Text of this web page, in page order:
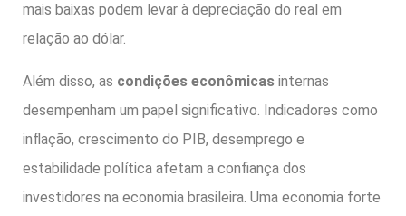
mais baixas podem levar à depreciação do real em
relação ao dólar.
Além disso, as condições econômicas internas
desempenham um papel significativo. Indicadores como
inflação, crescimento do PIB, desemprego e
estabilidade política afetam a confiança dos
investidores na economia brasileira. Uma economia forte